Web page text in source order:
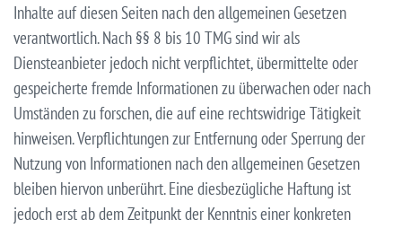
Inhalte auf diesen Seiten nach den allgemeinen Gesetzen
verantwortlich. Nach §§ 8 bis 10 TMG sind wir als
Diensteanbieter jedoch nicht verpflichtet, übermittelte oder
gespeicherte fremde Informationen zu überwachen oder nach
Umständen zu forschen, die auf eine rechtswidrige Tätigkeit
hinweisen. Verpflichtungen zur Entfernung oder Sperrung der
Nutzung von Informationen nach den allgemeinen Gesetzen
bleiben hiervon unberührt. Eine diesbezügliche Haftung ist
jedoch erst ab dem Zeitpunkt der Kenntnis einer konkreten